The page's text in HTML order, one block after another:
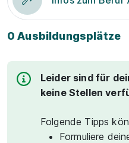
0 Ausbildungsplätze
Leider sind für
keine Stellen
Folgende Tipps
Formuliere